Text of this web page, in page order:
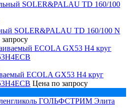
SOLER&PALAU TD 160/100 N
ECOLA GX53 H4 круг
Цена по запросу